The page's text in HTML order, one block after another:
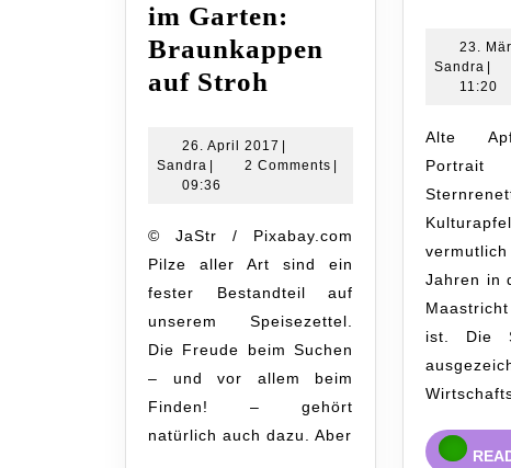
im Garten:
Braunkappen
auf Stroh
im
Garten:
Braunkappen
auf
Stroh
26. April 2017 26.
April
Sandra Sandra2 Comments
09:36
© JaStr / Pixabay.com
Pilze aller Art sind ein
fester Bestandteil auf
unserem Speisezettel.
Die Freude beim Suchen
– und vor allem beim
Finden! – gehört
natürlich auch dazu. Aber
23.
Sandra
11:20
Alte
Jahren in
ist. Die